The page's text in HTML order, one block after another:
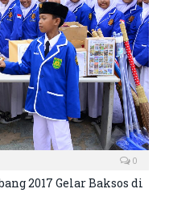
0
2017 Gelar Baksos di